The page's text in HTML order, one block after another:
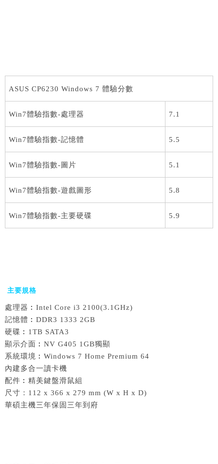
ASUS CP6230 Windows 7 體驗分數
Win7體驗指數-處理器 7.1
Win7體驗指數-記憶體 5.5
Win7體驗指數-圖片 5.1
Win7體驗指數-遊戲圖形 5.8
Win7體驗指數-主要硬碟 5.9
主要規格
處理器︰Intel Core i3 2100(3.1GHz)
記憶體︰DDR3 1333 2GB
硬碟︰1TB SATA3
顯示介面︰NV G405 1GB獨顯
系統環境︰Windows 7 Home Premium 64
內建多合一讀卡機
配件︰精美鍵盤滑鼠組
尺寸：112 x 366 x 279 mm (W x H x D)
華碩主機三年保固三年到府